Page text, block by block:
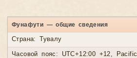
Фунафути — общие сведения
Страна: Тувалу
Часовой пояс: UTC+12:00 +12,